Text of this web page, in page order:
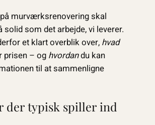
murværksrenovering skal
som det arbejde, vi leverer.
et klart overblik over, hvad
prisen – og hvordandu kan
til at sammenligne
der typisk spiller ind